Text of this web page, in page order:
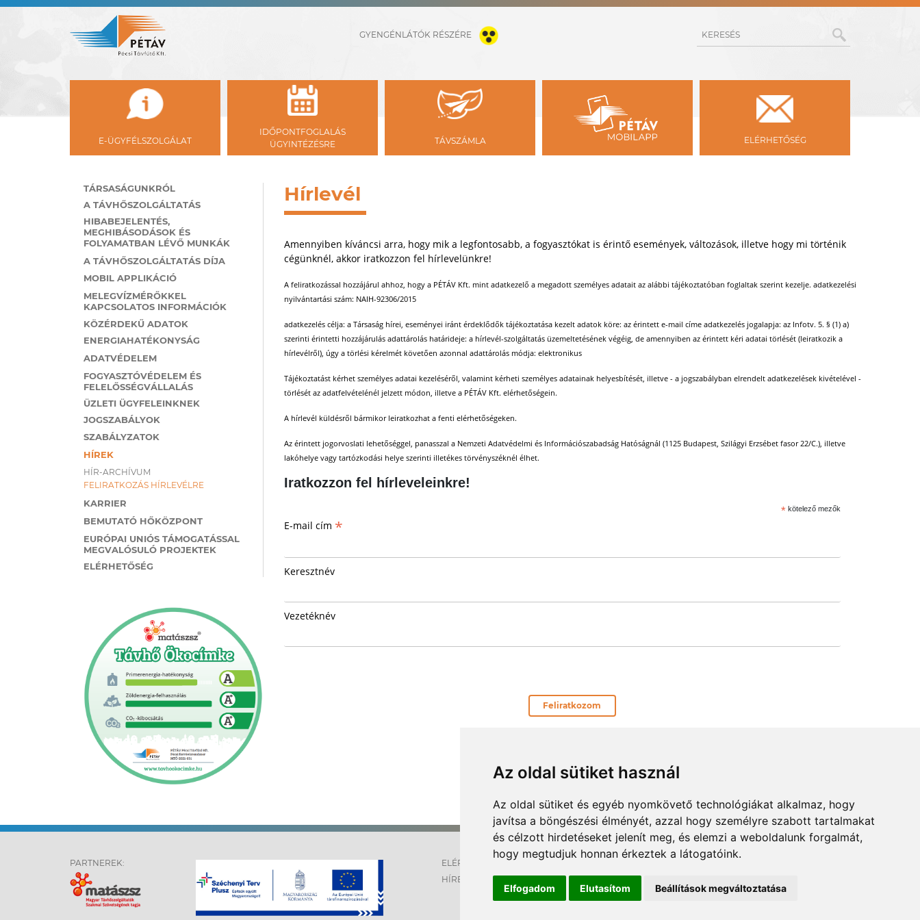
Az oldal sütiket használ
Az oldal sütiket és egyéb nyomkövető technológiákat alkalmaz, hogy
javítsa a böngészési élményét, azzal hogy személyre szabott tartalmakat
és célzott hirdetéseket jelenít meg, és elemzi a weboldalunk forgalmát,
hogy megtudjuk honnan érkeztek a látogatóink.
Elfogadom Elutasítom Beállítások megváltoztatása
GYENGÉNLÁTÓK RÉSZÉRE KERESÉS
E-ÜGYFÉLSZOLGÁLAT
IDŐPONTFOGLALÁS
ÜGYINTÉZÉSRE
TÁVSZÁMLA ELÉRHETŐSÉG
TÁRSASÁGUNKRÓL
A TÁVHŐSZOLGÁLTATÁS
HIBABEJELENTÉS,
MEGHIBÁSODÁSOK ÉS
FOLYAMATBAN LÉVŐ MUNKÁK
A TÁVHŐSZOLGÁLTATÁS DÍJA
MOBIL APPLIKÁCIÓ
MELEGVÍZMÉRŐKKEL
KAPCSOLATOS INFORMÁCIÓK
KÖZÉRDEKŰ ADATOK
ENERGIAHATÉKONYSÁG
ADATVÉDELEM
FOGYASZTÓVÉDELEM ÉS
FELELŐSSÉGVÁLLALÁS
ÜZLETI ÜGYFELEINKNEK
JOGSZABÁLYOK
SZABÁLYZATOK
HÍREK
HÍR-ARCHÍVUM
FELIRATKOZÁS HÍRLEVÉLRE
KARRIER
BEMUTATÓ HŐKÖZPONT
EURÓPAI UNIÓS TÁMOGATÁSSAL
MEGVALÓSULÓ PROJEKTEK
ELÉRHETŐSÉG
Hírlevél
Amennyiben kíváncsi arra, hogy mik a legfontosabb, a fogyasztókat is érintő események, változások, illetve hogy mi történik
cégünknél, akkor iratkozzon fel hírlevelünkre!
A feliratkozással hozzájárul ahhoz, hogy a PÉTÁV Kft. mint adatkezelő a megadott személyes adatait az alábbi tájékoztatóban foglaltak szerint kezelje. adatkezelési
nyilvántartási szám: NAIH-92306/2015
adatkezelés célja: a Társaság hírei, eseményei iránt érdeklődők tájékoztatása kezelt adatok köre: az érintett e-mail címe adatkezelés jogalapja: az Infotv. 5. § (1) a)
szerinti érintetti hozzájárulás adattárolás határideje: a hírlevél-szolgáltatás üzemeltetésének végéig, de amennyiben az érintett kéri adatai törlését (leiratkozik a
hírlevélről), úgy a törlési kérelmét követően azonnal adattárolás módja: elektronikus
Tájékoztatást kérhet személyes adatai kezeléséről, valamint kérheti személyes adatainak helyesbítését, illetve - a jogszabályban elrendelt adatkezelések kivételével -
törlését az adatfelvételénél jelzett módon, illetve a PÉTÁV Kft. elérhetőségein.
A hírlevél küldésről bármikor leiratkozhat a fenti elérhetőségeken.
Az érintett jogorvoslati lehetőséggel, panasszal a Nemzeti Adatvédelmi és Információszabadság Hatóságnál (1125 Budapest, Szilágyi Erzsébet fasor 22/C.), illetve
lakóhelye vagy tartózkodási helye szerinti illetékes törvényszéknél élhet.
Iratkozzon fel hírleveleinkre!
* kötelező mezők
E-mail cím *
Keresztnév
Vezetéknév
PARTNEREK:
ELÉRHETŐSÉGEK
HÍREK